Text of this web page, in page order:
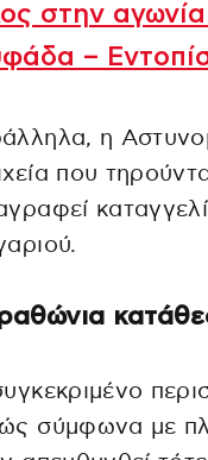
στην
–
η
που
σύμφωνα με